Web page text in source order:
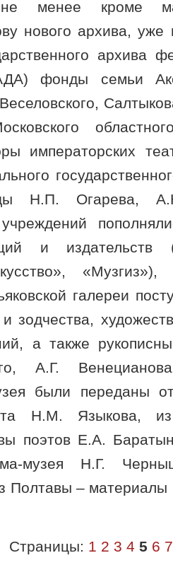
менее кроме
нового архива,
архива
фонды семьи
императорских
Н.П. Огарева,
учреждений
и издательств
галереи
зодчества,
а также
А.Г.
были переданы
Н.М. Языкова,
поэтов Е.А.
музея Н.Г.
Полтавы – материалы
Страницы: 1 2 3 4 5 6 7